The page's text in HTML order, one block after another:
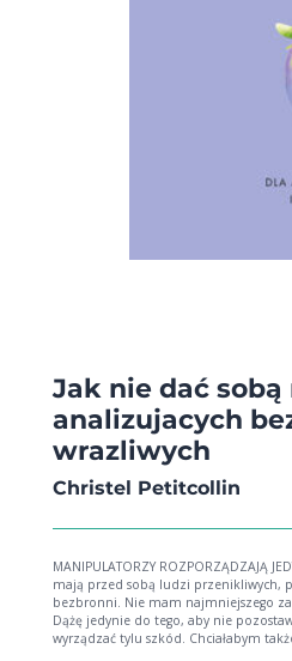
Jak nie dać
analizujacych
wrazliwych
Christel Petitcollin
MANIPULATORZY ROZPORZĄDZAJĄ
mają przed sobą ludzi przenikliwych,
bezbronni. Nie mam najmniejszego
Dążę jedynie do tego, aby nie
wyrządzać tylu szkód. Chciałabym